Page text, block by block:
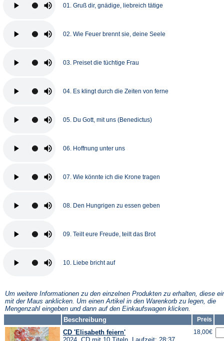
01. Gruß dir, gnädige, liebreich tätige
02. Wie Feuer brennt sie, deine Seele
03. Preiset die tüchtige Frau
04. Es klingt durch die Zeiten von ferne
05. Du Gott, mit uns (Benedictus)
06. Hoffnung unter uns
07. Wie könnte ich die Krone tragen
08. Den Hungrigen zu essen geben
09. Teilt eure Freude, teilt das Brot
10. Liebe bricht auf
Um weitere Informationen zu den einzelnen Produkten zu erhalten, diese
mit der Maus anklicken. Um einen Artikel in den Warenkorb zu legen, die
Mengenzahl eingeben und dann auf den Einkaufswagen klicken.
Beschreibung
Preis
CD 'Elisabeth feiern'
18,00€